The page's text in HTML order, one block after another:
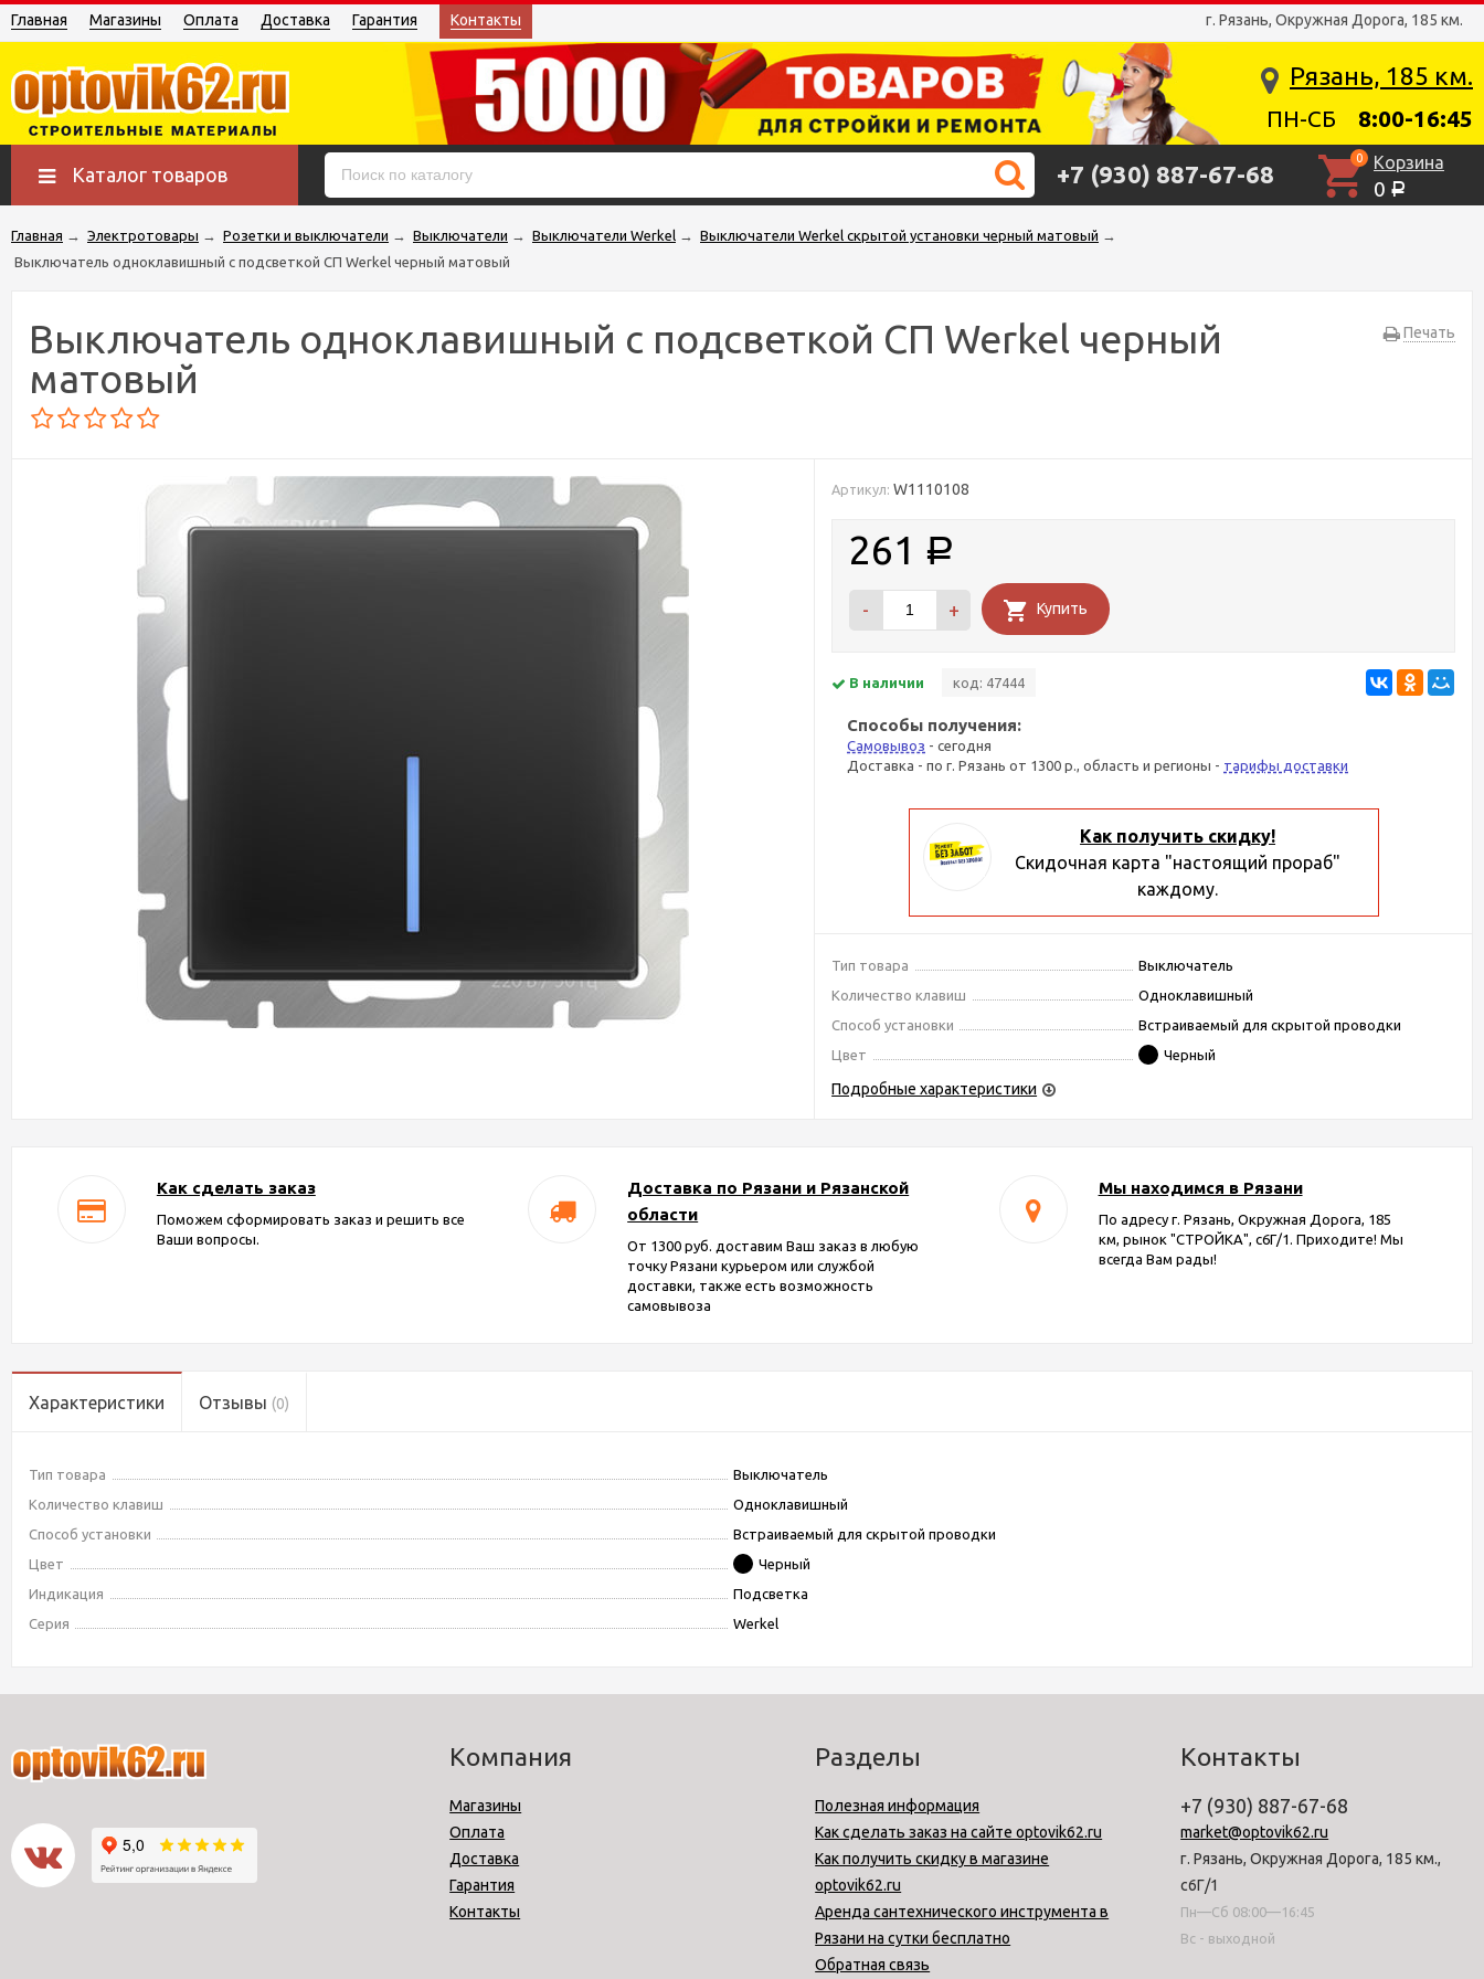
г. Рязань, Окружная Дорога, 185 км.
Главная Магазины Оплата Доставка Гарантия Контакты
Рязань, 185 км.
ПН-СБ 8:00-16:45
Каталог товаров +7 (930) 887-67-68
0 Корзина
0 Р
Главная → Электротовары → Розетки и выключатели → Выключатели → Выключатели Werkel → Выключатели Werkel скрытой установки черный матовый →
Выключатель одноклавишный с подсветкой СП Werkel черный матовый
Печать
Выключатель одноклавишный с подсветкой СП Werkel черный
матовый
Артикул: W1110108
261 Р
- + Купить
В наличии код: 47444
Способы получения:
Самовывоз - сегодня
Доставка - по г. Рязань от 1300 р., область и регионы - тарифы доставки
Как получить скидку!
Скидочная карта "настоящий прораб"
каждому.
Тип товара
Выключатель
Количество клавиш
Одноклавишный
Способ установки
Встраиваемый для скрытой проводки
Цвет
Черный
Подробные характеристики
Как сделать заказ
Поможем сформировать заказ и решить все
Ваши вопросы.
Доставка по Рязани и Рязанской
области
От 1300 руб. доставим Ваш заказ в любую
точку Рязани курьером или службой
доставки, также есть возможность
самовывоза
Мы находимся в Рязани
По адресу г. Рязань, Окружная Дорога, 185
км, рынок "СТРОЙКА", с6Г/1. Приходите! Мы
всегда Вам рады!
Характеристики Отзывы (0)
Тип товара
Выключатель
Количество клавиш
Одноклавишный
Способ установки
Встраиваемый для скрытой проводки
Цвет
Черный
Индикация
Подсветка
Серия
Werkel
Компания
Магазины
Оплата
Доставка
Гарантия
Контакты
Разделы
Полезная информация
Как сделать заказ на сайте optovik62.ru
Как получить скидку в магазине
optovik62.ru
Аренда сантехнического инструмента в
Рязани на сутки бесплатно
Обратная связь
Контакты
+7 (930) 887-67-68
market@optovik62.ru
г. Рязань, Окружная Дорога, 185 км.,
с6Г/1
Пн—Сб 08:00—16:45
Вс - выходной